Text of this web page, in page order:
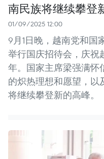
南民族将继续攀登
01/09/2025 12:00
9月1日晚，越南党和国
举行国庆招待会，庆祝
年。国家主席梁强满怀
的炽热理想和愿望，以
将继续攀登新的高峰。